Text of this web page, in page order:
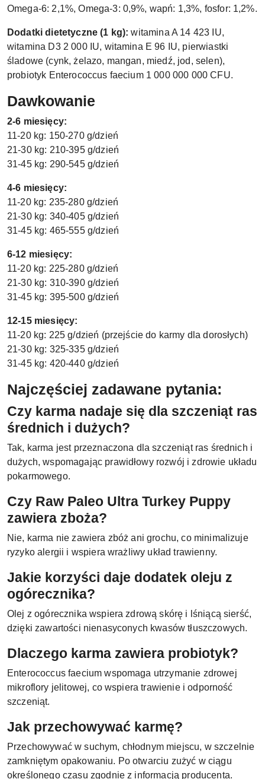
Omega-6: 2,1%, Omega-3: 0,9%, wapń: 1,3%, fosfor: 1,2%.
Dodatki dietetyczne (1 kg): witamina A 14 423 IU,
witamina D3 2 000 IU, witamina E 96 IU, pierwiastki
śladowe (cynk, żelazo, mangan, miedź, jod, selen),
probiotyk Enterococcus faecium 1 000 000 000 CFU.
Dawkowanie
2-6 miesięcy:
11-20 kg: 150-270 g/dzień
21-30 kg: 210-395 g/dzień
31-45 kg: 290-545 g/dzień
4-6 miesięcy:
11-20 kg: 235-280 g/dzień
21-30 kg: 340-405 g/dzień
31-45 kg: 465-555 g/dzień
6-12 miesięcy:
11-20 kg: 225-280 g/dzień
21-30 kg: 310-390 g/dzień
31-45 kg: 395-500 g/dzień
12-15 miesięcy:
11-20 kg: 225 g/dzień (przejście do karmy dla dorosłych)
21-30 kg: 325-335 g/dzień
31-45 kg: 420-440 g/dzień
Najczęściej zadawane pytania:
Czy karma nadaje się dla szczeniąt ras
średnich i dużych?
Tak, karma jest przeznaczona dla szczeniąt ras średnich i
dużych, wspomagając prawidłowy rozwój i zdrowie układu
pokarmowego.
Czy Raw Paleo Ultra Turkey Puppy
zawiera zboża?
Nie, karma nie zawiera zbóż ani grochu, co minimalizuje
ryzyko alergii i wspiera wrażliwy układ trawienny.
Jakie korzyści daje dodatek oleju z
ogórecznika?
Olej z ogórecznika wspiera zdrową skórę i lśniącą sierść,
dzięki zawartości nienasyconych kwasów tłuszczowych.
Dlaczego karma zawiera probiotyk?
Enterococcus faecium wspomaga utrzymanie zdrowej
mikroflory jelitowej, co wspiera trawienie i odporność
szczeniąt.
Jak przechowywać karmę?
Przechowywać w suchym, chłodnym miejscu, w szczelnie
zamkniętym opakowaniu. Po otwarciu zużyć w ciągu
określonego czasu zgodnie z informacją producenta.